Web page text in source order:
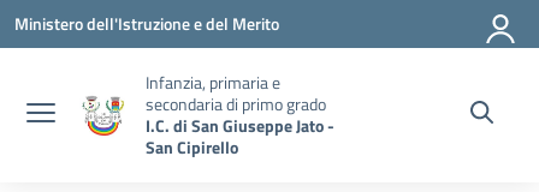
Vai ai contenuti
Vai al menu di navigazione
Vai al footer
Ministero dell'Istruzione e del Merito
Infanzia, primaria e
secondaria di primo grado
I.C. di San Giuseppe Jato -
San Cipirello